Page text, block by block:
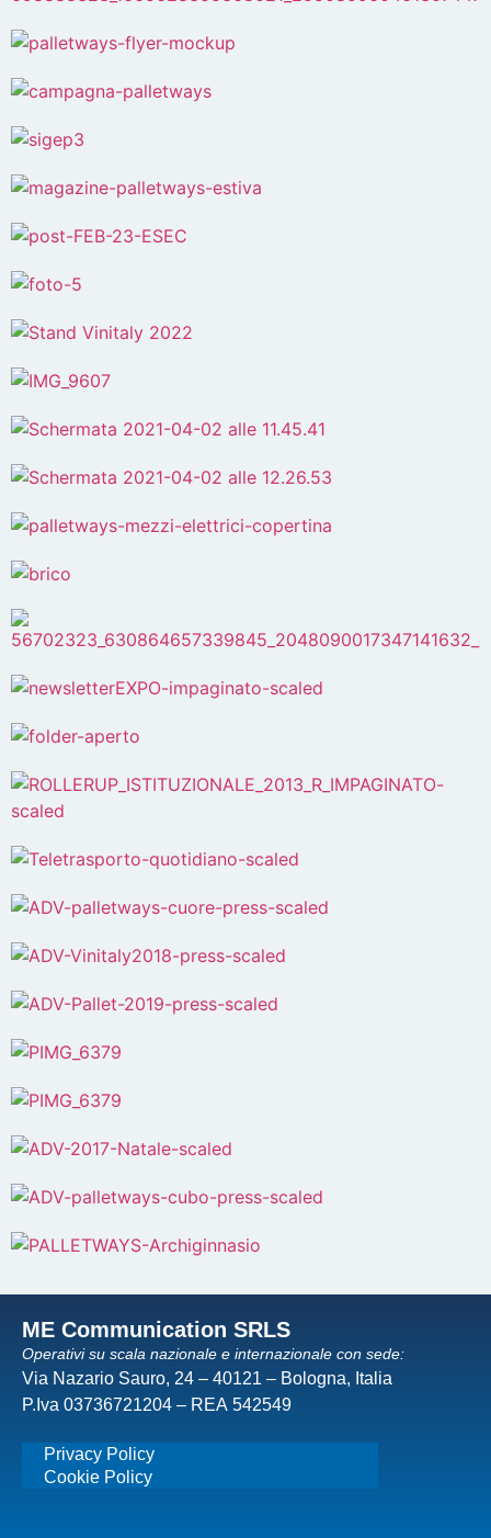
ME Communication SRLS
Operativi su scala nazionale e internazionale con sede:
Via Nazario Sauro, 24 – 40121 – Bologna, Italia
P.Iva 03736721204 – REA 542549
Privacy Policy
Cookie Policy